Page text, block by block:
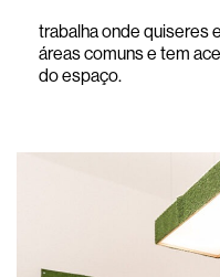
trabalha onde quiseres
áreas comuns e tem
do espaço.